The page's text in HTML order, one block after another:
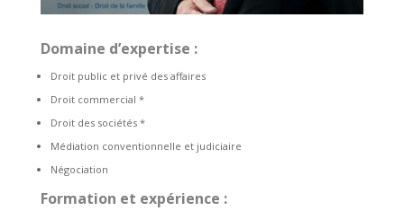
Domaine d’expertise :
Droit public et privé des affaires
Droit commercial *
Droit des sociétés *
Médiation conventionnelle et judiciaire
Négociation
Formation et expérience :